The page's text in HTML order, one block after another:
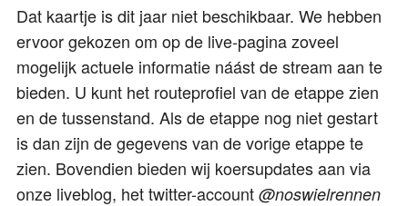
Dat kaartje is dit jaar niet beschikbaar. We hebben
ervoor gekozen om op de live-pagina zoveel
mogelijk actuele informatie náást de stream aan te
bieden. U kunt het routeprofiel van de etappe zien
en de tussenstand. Als de etappe nog niet gestart
is dan zijn de gegevens van de vorige etappe te
zien. Bovendien bieden wij koersupdates aan via
onze liveblog, het twitter-account @noswielrennen